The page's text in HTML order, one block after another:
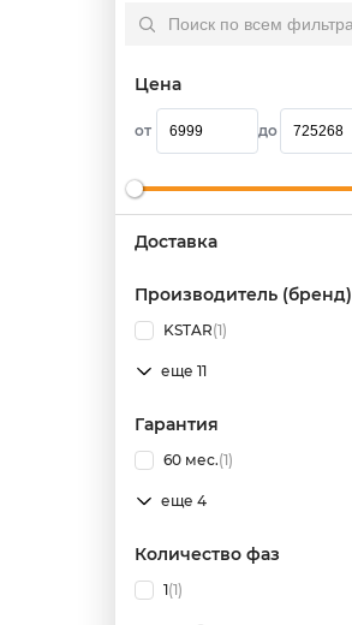
Цена
от до
Доставка
Производитель (бренд)
KSTAR(1)
еще 11
Гарантия
60 мес.(1)
еще 4
Количество фаз
1(1)